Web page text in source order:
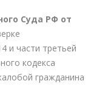
Суда РФ от
и части третьей
кодекса
гражданина